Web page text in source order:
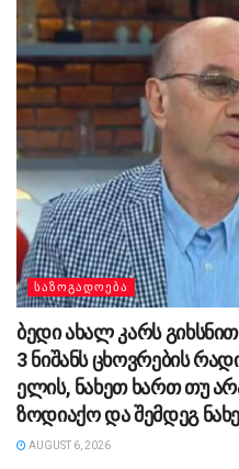
ᲡᲐᲖᲝᲒᲐᲓᲝᲔᲑᲐ
ბედი ახალ კარს
3 ნიშანს ცხოვრების
ელის, ნახეთ ხართ თუ
ზოდიაქო და შემდეგ
AUGUST 6, 2026